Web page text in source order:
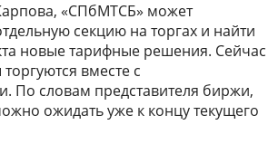
«СПбМТСБ» может
секцию на торгах и найти
новые тарифные решения. Сейчас
вместе с
По словам представителя биржи,
ожидать уже к концу текущего